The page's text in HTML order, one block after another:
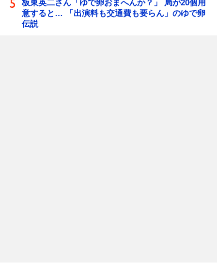
板東英二さん「ゆで卵おまへんか？」 局が20個用
意すると… 「出演料も交通費も要らん」のゆで卵
伝説